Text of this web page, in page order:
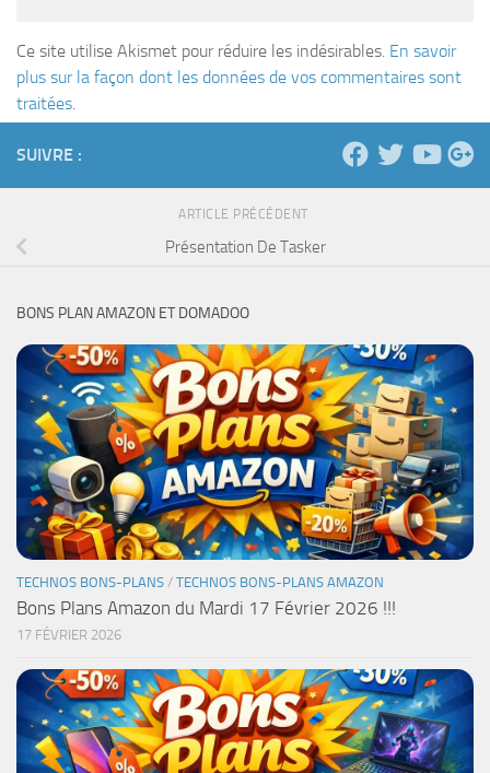
Ce site utilise Akismet pour réduire les indésirables. En savoir
plus sur la façon dont les données de vos commentaires sont
traitées.
SUIVRE :
ARTICLE PRÉCÉDENT
Présentation De Tasker
BONS PLAN AMAZON ET DOMADOO
TECHNOS BONS-PLANS / TECHNOS BONS-PLANS AMAZON
Bons Plans Amazon du Mardi 17 Février 2026 !!!
17 FÉVRIER 2026